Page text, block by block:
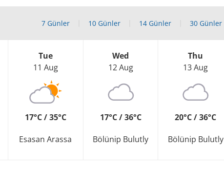
7 Günler 10 Günler 14 Günler 30 Günler
Tue
11 Aug
17°C / 35°C
Esasan Arassa
Wed
12 Aug
17°C / 36°C
Bölünip Bulutly
Thu
13 Aug
20°C / 36°C
Bölünip Bulutly